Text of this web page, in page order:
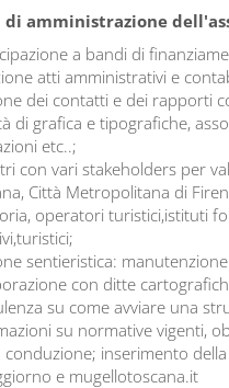
amministrazione
a bandi di
atti amministrativi e
dei contatti e dei rapporti
di grafica e tipografiche,
etc..;
con vari stakeholders per
Città Metropolitana di
operatori turistici,istituti
sentieristica:
con ditte
su come avviare una
su normative vigenti,
conduzione; inserimento
e mugellotoscana.it